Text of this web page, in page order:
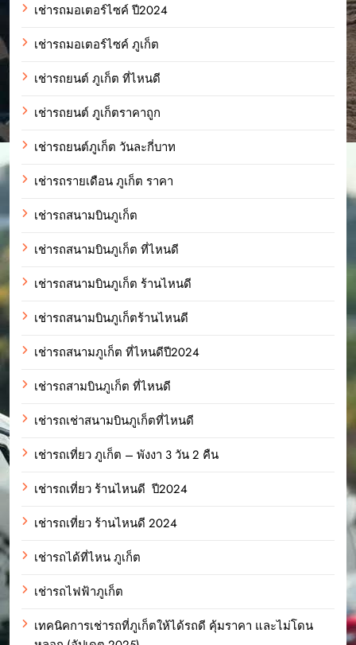
เช่ารถมอเตอร์ไซค์ ปี2024
เช่ารถมอเตอร์ไซค์ ภูเก็ต
เช่ารถยนต์ ภูเก็ต ที่ไหนดี
เช่ารถยนต์ ภูเก็ตราคาถูก
เช่ารถยนต์ภูเก็ต วันละกี่บาท
เช่ารถรายเดือน ภูเก็ต ราคา
เช่ารถสนามบินภูเก็ต
เช่ารถสนามบินภูเก็ต ที่ไหนดี
เช่ารถสนามบินภูเก็ต ร้านไหนดี
เช่ารถสนามบินภูเก็ตร้านไหนดี
เช่ารถสนามภูเก็ต ที่ไหนดีปี2024
เช่ารถสามบินภูเก็ต ที่ไหนดี
เช่ารถเช่าสนามบินภูเก็ตที่ไหนดี
เช่ารถเที่ยว ภูเก็ต – พังงา 3 วัน 2 คืน
เช่ารถเที่ยว ร้านไหนดี ปี2024
เช่ารถเที่ยว ร้านไหนดี 2024
เช่ารถได้ที่ไหน ภูเก็ต
เช่ารถไฟฟ้าภูเก็ต
เทคนิคการเช่ารถที่ภูเก็ตให้ได้รถดี คุ้มราคา และไม่โดน